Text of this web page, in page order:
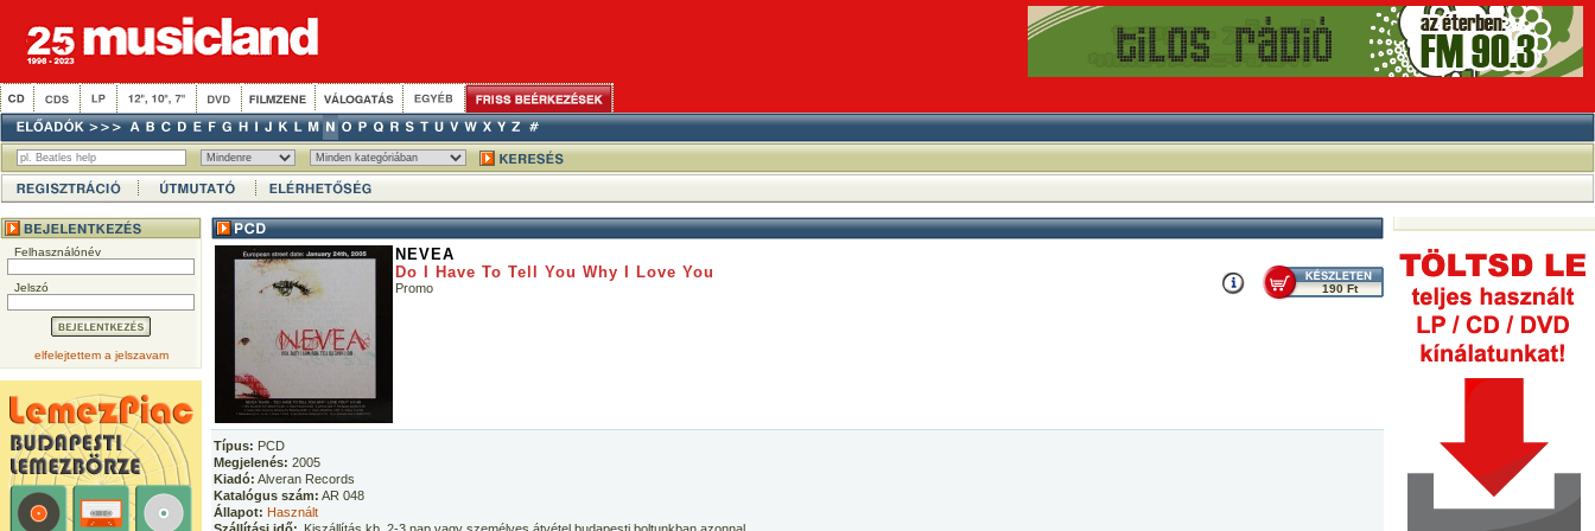
Felhasználónév
Jelszó
elfelejtettem a jelszavam
NEVEA
Do I Have To Tell You Why I Love You
Promo 190 Ft
Típus: PCD
Megjelenés: 2005
Kiadó: Alveran Records
Katalógus szám: AR 048
Állapot: Használt